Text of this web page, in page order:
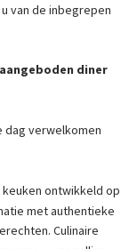
van de inbegrepen
aangeboden diner
dag verwelkomen
ontwikkeld op
met authentieke
Culinaire